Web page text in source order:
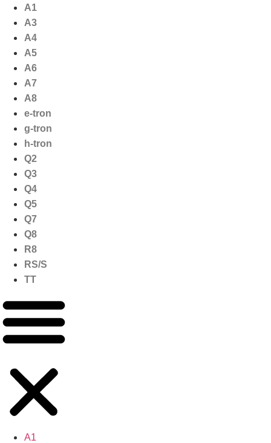
naar
inhoud
A1
A3
A4
A5
A6
A7
A8
e-tron
g-tron
h-tron
Q2
Q3
Q4
Q5
Q7
Q8
R8
RS/S
TT
A1